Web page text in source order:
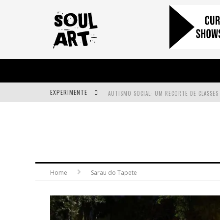
EXPERIMENTE
Home Sarau do Tapete